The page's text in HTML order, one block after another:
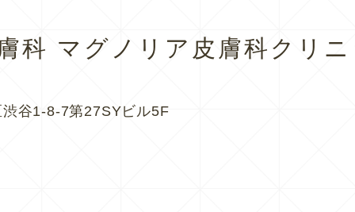
科 マグノリア皮膚科クリ
谷1-8-7第27SYビル5F